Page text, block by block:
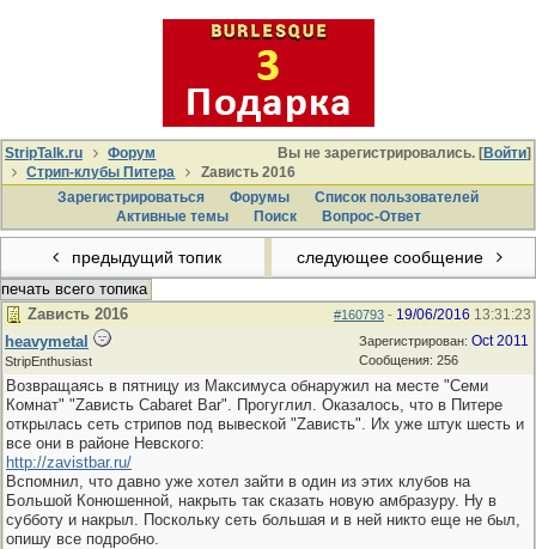
Вы не зарегистрировались. [Войти]
StripTalk.ru
Форум
Стрип-клубы Питера
Zависть 2016
Зарегистрироваться
Форумы
Список пользователей
Активные темы
Поиcк Вопрос-Ответ
предыдущий топик следующее сообщение
печать всего топика
#160793 - 19/06/2016 13:31:23
Zависть 2016
Зарегистрирован: Oct 2011
Сообщения: 256
heavymetal
StripEnthusiast
Возвращаясь в пятницу из Максимуса обнаружил на месте "Семи
Комнат" "Zависть Cabaret Bar". Прогуглил. Оказалось, что в Питере
открылась сеть стрипов под вывеской "Zависть". Их уже штук шесть и
все они в районе Невского:
http://zavistbar.ru/
Вспомнил, что давно уже хотел зайти в один из этих клубов на
Большой Конюшенной, накрыть так сказать новую амбразуру. Ну в
субботу и накрыл. Поскольку сеть большая и в ней никто еще не был,
опишу все подробно.